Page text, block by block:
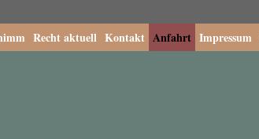
Recht aktuell Kontakt Anfahrt Impressum